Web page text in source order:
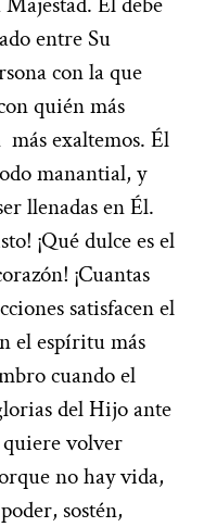
entre Su
con la que
quién más
exaltemos. Él
manantial, y
llenadas en Él.
¡Qué dulce es el
¡Cuantas
satisfacen el
el espíritu más
cuando el
del Hijo ante
quiere volver
no hay vida,
sostén,